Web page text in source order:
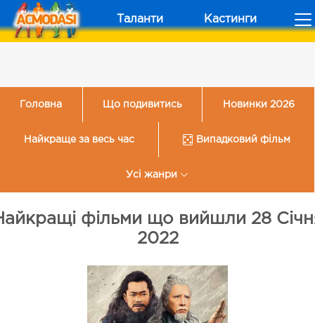
Таланти Кастинги
Головна Що подивитись Новинки 2026
Найкраще за весь час Випадковий фільм
Усі жанри
фільми що вийшли 28
2022